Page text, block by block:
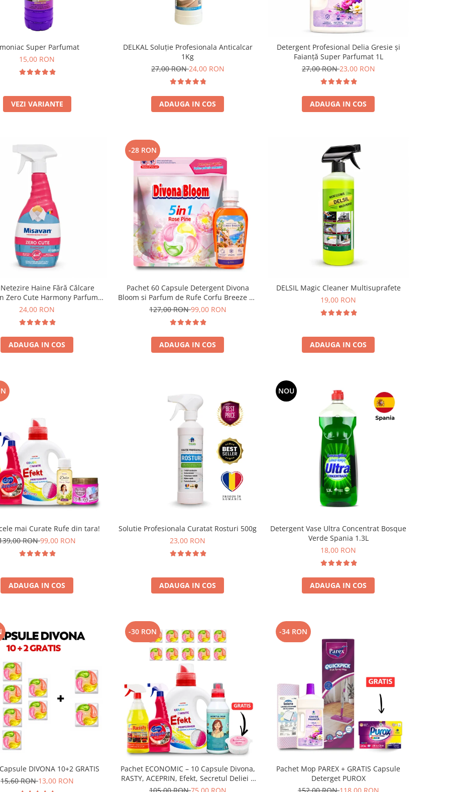
Super Parfumat
15,00 RON
VEZI VARIANTE
DELKAL Soluție Profesionala Anticalcar
1Kg
27,00 RON24,00 RON
ADAUGA IN COS
Detergent Profesional Delia Gresie și
Faianță Super Parfumat 1L
27,00 RON23,00 RON
ADAUGA IN COS
Haine Fără Călcare
Zero Cute Harmony Parfum
Discret 500 ml
24,00 RON
ADAUGA IN COS
-28 RON
Pachet 60 Capsule Detergent Divona
Bloom si Parfum de Rufe Corfu Breeze by
Delia 200 ml
127,00 RON99,00 RON
ADAUGA IN COS
DELSIL Magic Cleaner Multisuprafete
19,00 RON
ADAUGA IN COS
mai Curate Rufe din tara!
RON99,00 RON
ADAUGA IN COS
Solutie Profesionala Curatat Rosturi 500g
23,00 RON
ADAUGA IN COS
NOU
Detergent Vase Ultra Concentrat Bosque
Verde Spania 1.3L
18,00 RON
ADAUGA IN COS
DIVONA 10+2 GRATIS
15,60 RON13,00 RON
-30 RON
Pachet ECONOMIC – 10 Capsule Divona,
RASTY, ACEPRIN, Efekt, Secretul Deliei +
Sare Inalbire GRATIS
-34 RON
Pachet Mop PAREX + GRATIS Capsule
Deterget PUROX